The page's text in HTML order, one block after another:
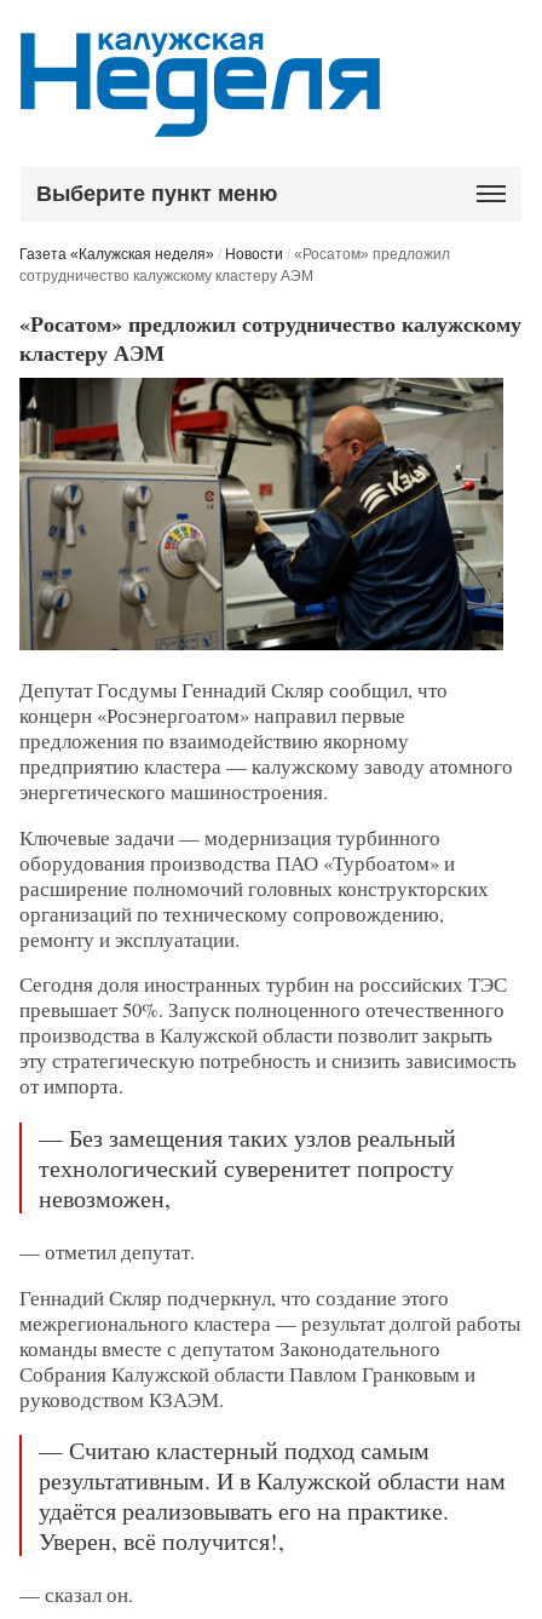
Выберите пункт меню
Газета «Калужская неделя» / Новости /«Росатом» предложил
сотрудничество калужскому кластеру АЭМ
«Росатом» предложил сотрудничество калужскому
кластеру АЭМ
Депутат Госдумы Геннадий Скляр сообщил, что
концерн «Росэнергоатом» направил первые
предложения по взаимодействию якорному
предприятию кластера — калужскому заводу атомного
энергетического машиностроения.
Ключевые задачи — модернизация турбинного
оборудования производства ПАО «Турбоатом» и
расширение полномочий головных конструкторских
организаций по техническому сопровождению,
ремонту и эксплуатации.
Сегодня доля иностранных турбин на российских ТЭС
превышает 50%. Запуск полноценного отечественного
производства в Калужской области позволит закрыть
эту стратегическую потребность и снизить зависимость
от импорта.
— Без замещения таких узлов реальный
технологический суверенитет попросту
невозможен,
— отметил депутат.
Геннадий Скляр подчеркнул, что создание этого
межрегионального кластера — результат долгой работы
команды вместе с депутатом Законодательного
Собрания Калужской области Павлом Гранковым и
руководством КЗАЭМ.
— Считаю кластерный подход самым
результативным. И в Калужской области нам
удаётся реализовывать его на практике.
Уверен, всё получится!,
— сказал он.